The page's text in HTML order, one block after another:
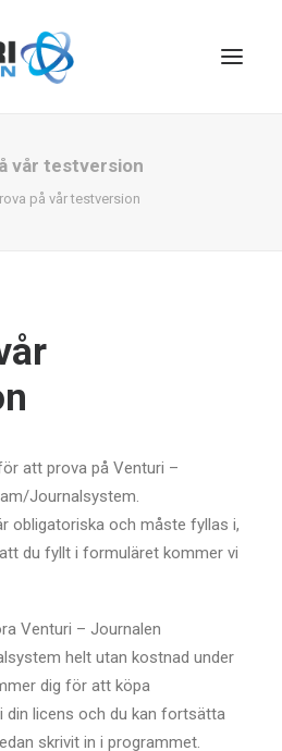
vår testversion
på vår testversion
att prova på Venturi –
Journalsystem.
obligatoriska och måste fyllas i,
du fyllt i formuläret kommer vi
Venturi – Journalen
helt utan kostnad under
dig för att köpa
din licens och du kan fortsätta
skrivit in i programmet.